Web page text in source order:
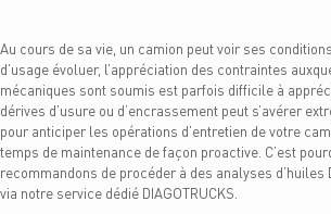
Au cours de sa vie, un camion peut voir ses
d’usage évoluer, l’appréciation des contraintes
mécaniques sont soumis est parfois difficile à
dérives d’usure ou d’encrassement peut s’avérer
pour anticiper les opérations d’entretien de votre
temps de maintenance de façon proactive. C’est
recommandons de procéder à des analyses d’huiles
via notre service dédié DIAGOTRUCKS.